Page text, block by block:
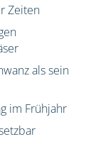
Zeiten
als sein
im Frühjahr